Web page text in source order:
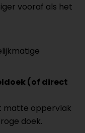
vooraf als het
(of direct
matte oppervlak
doek.